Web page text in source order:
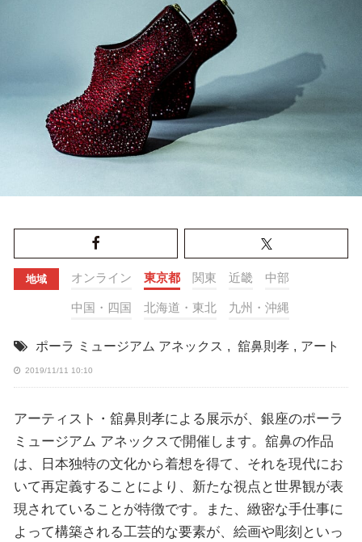
地域 オンライン 東京都 関東 近畿 中部
中国・四国 北海道・東北 九州・沖縄
ポーラ ミュージアム アネックス , 舘鼻則孝 , アート
2019/11/11 10:10
アーティスト・舘鼻則孝による展示が、銀座のポーラ
ミュージアム アネックスで開催します。舘鼻の作品
は、日本独特の文化から着想を得て、それを現代にお
いて再定義することにより、新たな視点と世界観が表
現されていることが特徴です。また、緻密な手仕事に
よって構築される工芸的な要素が、絵画や彫刻といっ